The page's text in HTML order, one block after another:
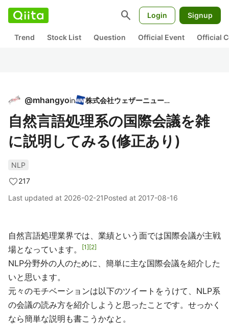
search Login Signup
Trend Stock List Question Official Event Official
@mhangyoin 株式会社ウェザーニューズ
自然言語処理系の国際会議を雑
に説明してみる(修正あり)
NLP
217
Last updated at 2026-02-21Posted at 2017-08-16
自然言語処理業界では、業績という面では国際会議が主戦
場となっています。
1 2
NLP分野外の人のために、簡単に主な国際会議を紹介した
いと思います。
元々のモチベーションは以下のツイートをうけて、NLP系
の会議の読み方を紹介しようと思ったことです。せっかく
なら簡単な説明も書こうかなと。